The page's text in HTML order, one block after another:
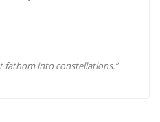
fathom into constellations.”